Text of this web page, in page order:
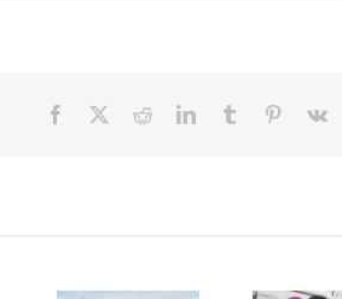
Facebook RedditLinkedInTumblr Pinterest
Vk